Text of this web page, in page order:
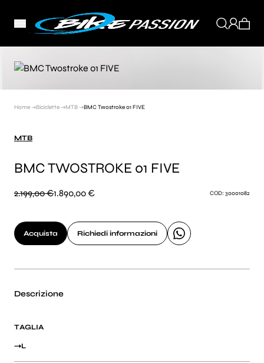
Home →Biciclette →MTB →BMC Twostroke 01 FIVE
MTB
BMC TWOSTROKE 01 FIVE
2.199,00 €1.890,00 € COD: 30001082
Acquista Richiedi informazioni
Descrizione
TAGLIA
L